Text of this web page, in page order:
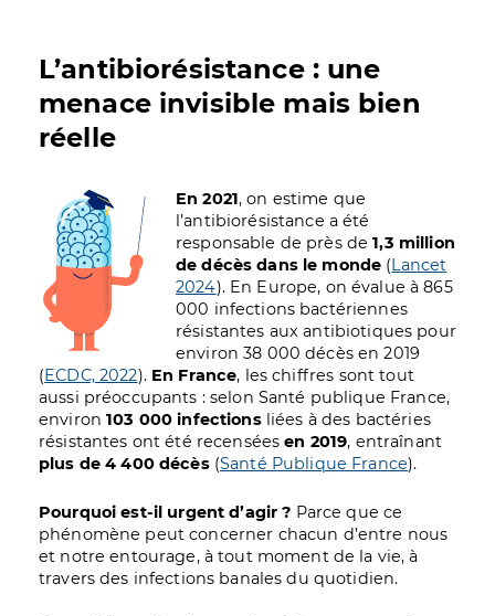
L’antibiorésistance : une
menace invisible mais bien
réelle
Image En 2021, on estime que
l’antibiorésistance a été
responsable de près de1,3 million
de décès dans le monde (Lancet
2024). En Europe, on évalue à 865
000 infections bactériennes
résistantes aux antibiotiques pour
environ 38 000 décès en 2019
(ECDC, 2022). En France, les chiffres sont tout
aussi préoccupants : selon Santé publique France,
environ103 000 infectionsliées à des bactéries
résistantes ont été recenséesen 2019, entraînant
plus de 4 400 décès(Santé Publique France).
Pourquoi est-il urgent d’agir ? Parce que ce
phénomène peut concerner chacun d’entre nous
et notre entourage, à tout moment de la vie, à
travers des infections banales du quotidien.